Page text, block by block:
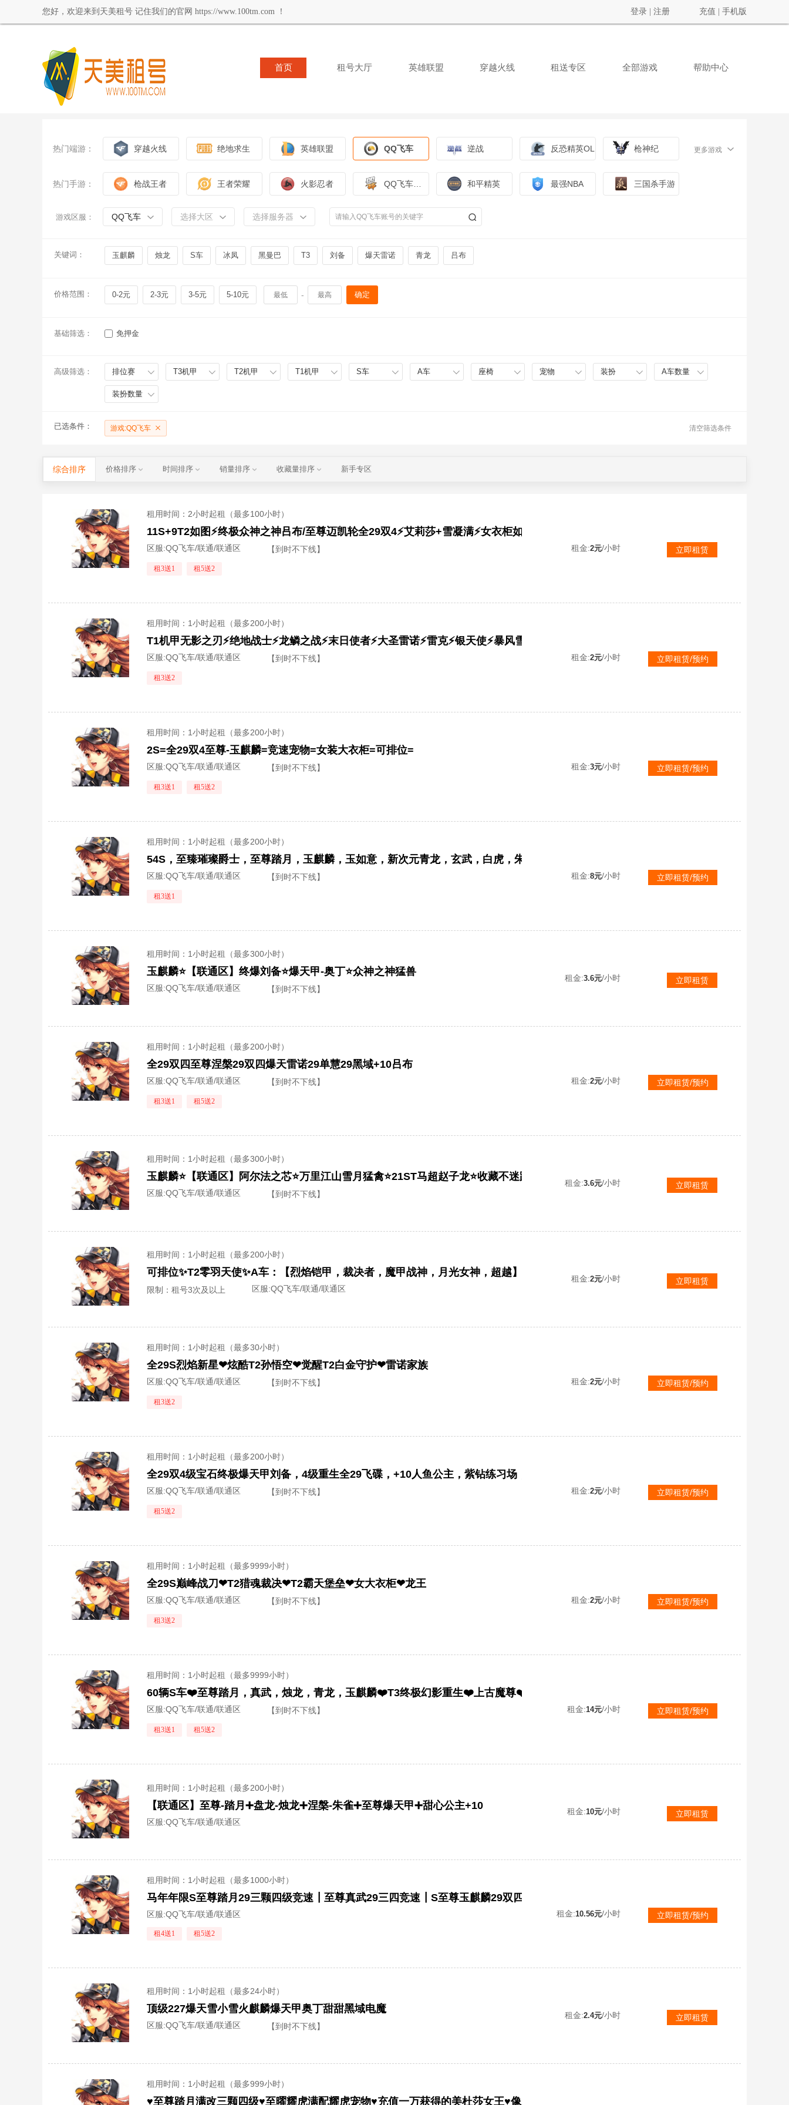
您好，欢迎来到天美租号 记住我们的官网 https://www.100tm.com ！ 登录 注册 充值 手机版
首页 租号大厅 英雄联盟 穿越火线 租送专区 全部游戏 帮助中心
热门端游： 穿越火线 绝地求生 英雄联盟 QQ飞车 逆战 反恐精英OL 枪神纪 更多游戏
热门手游： 枪战王者 王者荣耀 火影忍者 和平精英 最强NBA 三国杀手游
游戏区服： QQ飞车 选择大区 选择服务器
关键词： 玉麒麟 烛龙 S车 冰凤 黑曼巴 T3 刘备 爆天雷诺 青龙 吕布
价格范围： 0-2元 2-3元 3-5元 5-10元 - 确定
基础筛选： 免押金
高级筛选： 排位赛 T3机甲 T2机甲 T1机甲 S车 A车 座椅 宠物 装扮 A车数量
装扮数量
已选条件： 游戏:QQ飞车 清空筛选条件
综合排序 价格排序 时间排序 销量排序 收藏量排序 新手专区
租用时间 ：2小时起租（最多100小时）
11S+9T2如图⚡️终极众神之神吕布/至尊迈凯轮全29双4⚡艾莉莎+雪凝满⚡️女衣柜如图
区服:QQ飞车/联通/联通区 【到时不下线】
租3送1 租5送2
租金:2元/小时 立即租赁
租用时间 ：1小时起租（最多200小时）
区服:QQ飞车/联通/联通区 【到时不下线】
租3送2
租金:2元/小时 立即租赁/预约
租用时间 ：1小时起租（最多200小时）
2S=全29双4至尊-玉麒麟=竞速宠物=女装大衣柜=可排位=
区服:QQ飞车/联通/联通区 【到时不下线】
租3送1 租5送2
租金:3元/小时 立即租赁/预约
租用时间 ：1小时起租（最多200小时）
区服:QQ飞车/联通/联通区 【到时不下线】
租3送1
租金:8元/小时 立即租赁/预约
租用时间 ：1小时起租（最多300小时）
玉麒麟⭐【联通区】终爆刘备⭐爆天甲-奥丁⭐众神之神猛兽
区服:QQ飞车/联通/联通区 【到时不下线】
租金:3.6元/小时 立即租赁
租用时间 ：1小时起租（最多200小时）
全29双四至尊涅槃29双四爆天雷诺29单慧29黑域+10吕布
区服:QQ飞车/联通/联通区 【到时不下线】
租3送1 租5送2
租金:2元/小时 立即租赁/预约
租用时间 ：1小时起租（最多300小时）
玉麒麟⭐【联通区】阿尔法之芯⭐万里江山雪月猛禽⭐21ST马超赵子龙⭐收藏不迷路=到时继续玩
区服:QQ飞车/联通/联通区 【到时不下线】
租金:3.6元/小时 立即租赁
租用时间 ：1小时起租（最多200小时）
可排位✨T2零羽天使✨A车：【烈焰铠甲，裁决者，魔甲战神，月光女神，超越】
限制：租号3次及以上 区服:QQ飞车/联通/联通区
租金:2元/小时 立即租赁
租用时间 ：1小时起租（最多30小时）
全29S烈焰新星❤炫酷T2孙悟空❤觉醒T2白金守护❤雷诺家族
区服:QQ飞车/联通/联通区 【到时不下线】
租3送2
租金:2元/小时 立即租赁/预约
租用时间 ：1小时起租（最多200小时）
区服:QQ飞车/联通/联通区 【到时不下线】
租5送2
租金:2元/小时 立即租赁/预约
租用时间 ：1小时起租（最多9999小时）
全29S巅峰战刀❤T2猎魂裁决❤T2霸天堡垒❤女大衣柜❤龙王
区服:QQ飞车/联通/联通区 【到时不下线】
租3送2
租金:2元/小时 立即租赁/预约
租用时间 ：1小时起租（最多9999小时）
区服:QQ飞车/联通/联通区 【到时不下线】
租3送1 租5送2
租金:14元/小时 立即租赁/预约
租用时间 ：1小时起租（最多200小时）
【联通区】至尊-踏月➕盘龙-烛龙➕涅槃-朱雀➕至尊爆天甲➕甜心公主+10
区服:QQ飞车/联通/联通区
租金:10元/小时 立即租赁
租用时间 ：1小时起租（最多1000小时）
区服:QQ飞车/联通/联通区
租4送1 租5送2
租金:10.56元/小时 立即租赁/预约
租用时间 ：1小时起租（最多24小时）
顶级227爆天雪小雪火麒麟爆天甲奥丁甜甜黑域电魔
区服:QQ飞车/联通/联通区 【到时不下线】
租金:2.4元/小时 立即租赁
租用时间 ：1小时起租（最多999小时）